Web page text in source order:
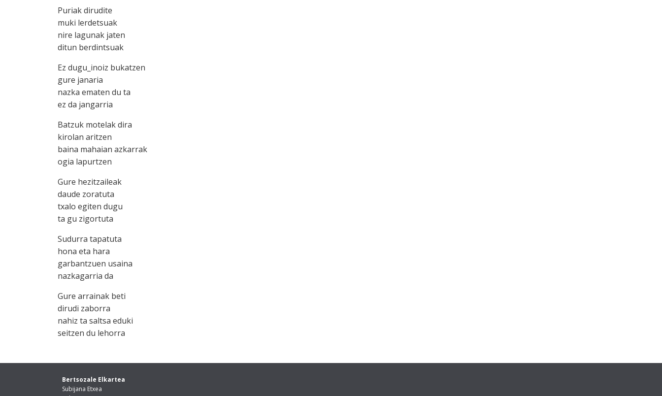
Puriak dirudite
muki lerdetsuak
nire lagunak jaten
ditun berdintsuak
Ez dugu_inoiz bukatzen
gure janaria
nazka ematen du ta
ez da jangarria
Batzuk motelak dira
kirolan aritzen
baina mahaian azkarrak
ogia lapurtzen
Gure hezitzaileak
daude zoratuta
txalo egiten dugu
ta gu zigortuta
Sudurra tapatuta
hona eta hara
garbantzuen usaina
nazkagarria da
Gure arrainak beti
dirudi zaborra
nahiz ta saltsa eduki
seitzen du lehorra
Bertsozale Elkartea
Subijana Etxea